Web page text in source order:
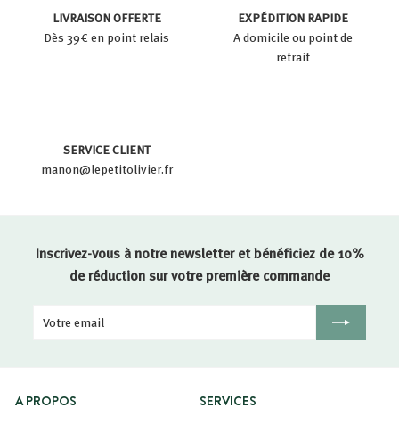
LIVRAISON OFFERTE
Dès 39€ en point relais
EXPÉDITION RAPIDE
A domicile ou point de
retrait
SERVICE CLIENT
manon@lepetitolivier.fr
Inscrivez-vous à notre newsletter et bénéficiez de 10%
de réduction sur votre première commande
Votre
Inscription
A PROPOS
SERVICES